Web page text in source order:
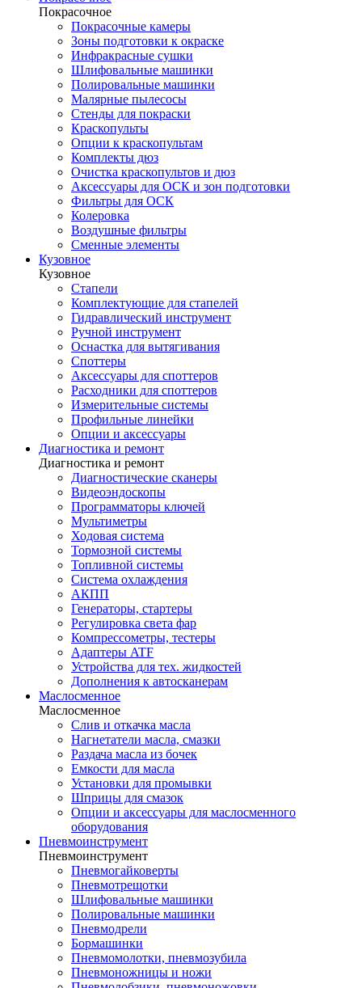
Покрасочное
Покрасочные камеры
Зоны подготовки к окраске
Инфракрасные сушки
Шлифовальные машинки
Полировальные машинки
Малярные пылесосы
Стенды для покраски
Краскопульты
Опции к краскопультам
Комплекты дюз
Очистка краскопультов и дюз
Аксессуары для ОСК и зон подготовки
Фильтры для ОСК
Колеровка
Воздушные фильтры
Сменные элементы
Кузовное
Кузовное
Стапели
Комплектующие для стапелей
Гидравлический инструмент
Ручной инструмент
Оснастка для вытягивания
Споттеры
Аксессуары для споттеров
Расходники для споттеров
Измерительные системы
Профильные линейки
Опции и аксессуары
Диагностика и ремонт
Диагностика и ремонт
Диагностические сканеры
Видеоэндоскопы
Программаторы ключей
Мультиметры
Ходовая система
Тормозной системы
Топливной системы
Система охлаждения
АКПП
Генераторы, стартеры
Регулировка света фар
Компрессометры, тестеры
Адаптеры ATF
Устройства для тех. жидкостей
Дополнения к автосканерам
Маслосменное
Маслосменное
Слив и откачка масла
Нагнетатели масла, смазки
Раздача масла из бочек
Емкости для масла
Установки для промывки
Шприцы для смазок
Опции и аксессуары для маслосменного
оборудования
Пневмоинструмент
Пневмоинструмент
Пневмогайковерты
Пневмотрещотки
Шлифовальные машинки
Полировальные машинки
Пневмодрели
Бормашинки
Пневмомолотки, пневмозубила
Пневмоножницы и ножи